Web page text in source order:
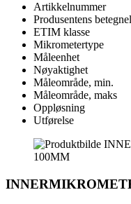
Artikkelnummer
Produsentens
ETIM klasse
Mikrometertype
Måleenhet
Nøyaktighet
Måleområde, min.
Måleområde, maks
Oppløsning
Utførelse